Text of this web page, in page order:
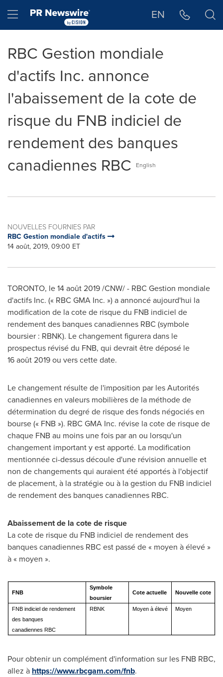
Hamburger menu EN
RBC Gestion mondiale
d'actifs Inc. annonce
l'abaissement de la cote de
risque du FNB indiciel de
rendement des banques
canadiennes RBC
English
NOUVELLES FOURNIES PAR
RBC Gestion mondiale d'actifs
14 août, 2019, 09:00 ET
TORONTO, le 14 août 2019 /CNW/ - RBC Gestion mondiale
d'actifs Inc. (« RBC GMA Inc. ») a annoncé aujourd'hui la
modification de la cote de risque du FNB indiciel de
rendement des banques canadiennes RBC (symbole
boursier : RBNK). Le changement figurera dans le
prospectus révisé du FNB, qui devrait être déposé le
16 août 2019 ou vers cette date.
Le changement résulte de l'imposition par les Autorités
canadiennes en valeurs mobilières de la méthode de
détermination du degré de risque des fonds négociés en
bourse (« FNB »). RBC GMA Inc. révise la cote de risque de
chaque FNB au moins une fois par an ou lorsqu'un
changement important y est apporté. La modification
mentionnée ci-dessus découle d'une révision annuelle et
non de changements qui auraient été apportés à l'objectif
de placement, à la stratégie ou à la gestion du FNB indiciel
de rendement des banques canadiennes RBC.
Abaissement de la cote de risque
La cote de risque du FNB indiciel de rendement des
banques canadiennes RBC est passé de « moyen à élevé »
à « moyen ».
FNB
Symbole
boursier
Cote actuelle Nouvelle cote
FNB indiciel de rendement
des banques
canadiennes RBC
RBNK Moyen à élevé Moyen
Pour obtenir un complément d'information sur les FNB RBC,
allez à https://www.rbcgam.com/fnb.